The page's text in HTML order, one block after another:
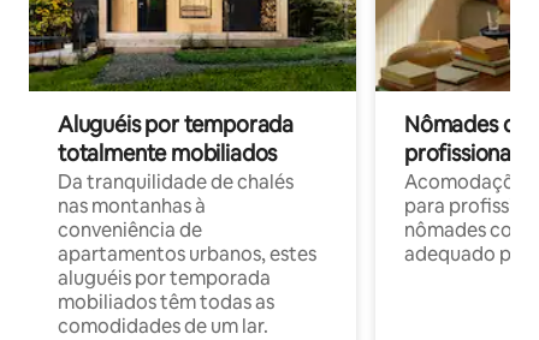
Aluguéis por temporada
totalmente mobiliados
Da tranquilidade de chalés
nas montanhas à
conveniência de
apartamentos urbanos, estes
aluguéis por temporada
mobiliados têm todas as
comodidades de um lar.
Nômades
profissionais
para
nômades com
adequado